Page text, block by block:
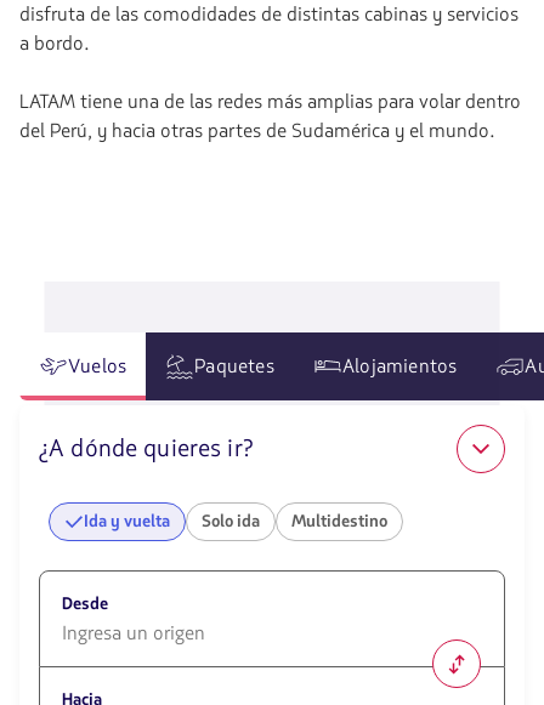
disfruta de las comodidades de distintas cabinas y servicios
a bordo.
LATAM tiene una de las redes más amplias para volar dentro
del Perú, y hacia otras partes de Sudamérica y el mundo.
Vuelos Paquetes Alojamientos
¿A dónde quieres ir?
Ida y vuelta Solo ida Multidestino
Desde
opciones
Hacia